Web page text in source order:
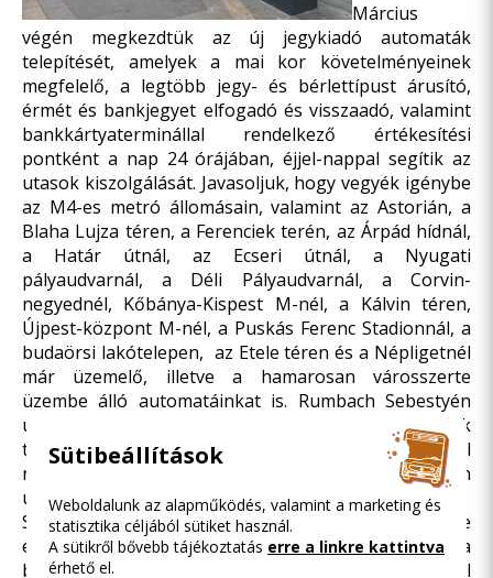
Március
végén megkezdtük az új jegykiadó automaták
telepítését, amelyek a mai kor követelményeinek
megfelelő, a legtöbb jegy- és bérlettípust árusító,
érmét és bankjegyet elfogadó és visszaadó, valamint
bankkártyaterminállal rendelkező értékesítési
pontként a nap 24 órájában, éjjel-nappal segítik az
utasok kiszolgálását. Javasoljuk, hogy vegyék igénybe
az M4-es metró állomásain, valamint az Astorián, a
Blaha Lujza téren, a Ferenciek terén, az Árpád hídnál,
a Határ útnál, az Ecseri útnál, a Nyugati
pályaudvarnál, a Déli Pályaudvarnál, a Corvin-
negyednél, Kőbánya-Kispest M-nél, a Kálvin téren,
Újpest-központ M-nél, a Puskás Ferenc Stadionnál, a
budaörsi lakótelepen, az Etele téren és a Népligetnél
már üzemelő, illetve a hamarosan városszerte
üzembe álló automatáinkat is. Rumbach Sebestyén
utcai központi ügyfélszolgálatunkon, valamint a Deák
téren, illetve az M4-es metró mindkét végállomásánál
nyílt modern, korszerű ügyfélközpontunkban
ugyancsak biztosított a bérletvásárlás.
Szintén a sorban állás idejének csökkentése
érdekében a metróvonalakon ügyfeleink a
beléptetéses jegyellenőrzést végző biztonsági őröktől
Sütibeállítások
Weboldalunk az alapműködés, valamint a marketing és
statisztika céljából sütiket használ.
A sütikről bővebb tájékoztatás erre a linkre kattintva
érhető el.